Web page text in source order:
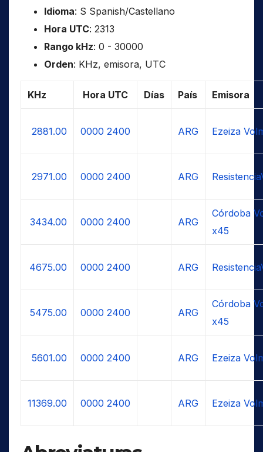
Idioma: S Spanish/Castellano
Hora UTC: 2313
Rango kHz: 0 - 30000
Orden: KHz, emisora, UTC
KHz Hora UTC Días País Emisora
2881.00 0000 2400 ARG Ezeiza
2971.00 0000 2400 ARG
3434.00 0000 2400 ARG
Córdoba
x45
4675.00 0000 2400 ARG
5475.00 0000 2400 ARG
Córdoba
x45
5601.00 0000 2400 ARG Ezeiza
11369.00 0000 2400 ARG Ezeiza